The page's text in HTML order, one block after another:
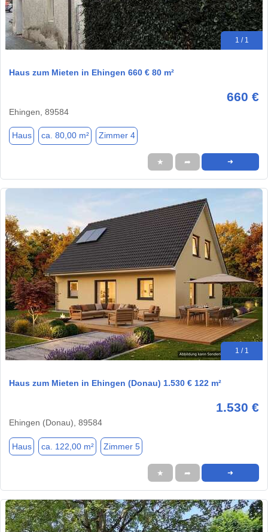
1 / 1
Haus zum Mieten in Ehingen 660 € 80 m²
660 €
Ehingen, 89584
Haus ca. 80,00 m² Zimmer 4
★ ➦ ➜
1 / 1
Haus zum Mieten in Ehingen (Donau) 1.530 € 122 m²
1.530 €
Ehingen (Donau), 89584
Haus ca. 122,00 m² Zimmer 5
★ ➦ ➜